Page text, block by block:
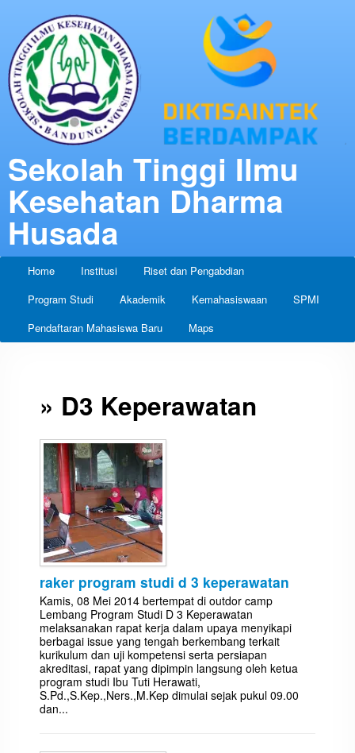
Sekolah Tinggi Ilmu
Kesehatan Dharma
Husada
Home Institusi
Riset dan Pengabdian
Program Studi
Akademik Kemahasiswaan
SPMI
Pendaftaran Mahasiswa Baru
Maps
» D3 Keperawatan
raker program studi d 3 keperawatan
Kamis, 08 Mei 2014 bertempat di outdor camp
Lembang Program Studi D 3 Keperawatan
melaksanakan rapat kerja dalam upaya menyikapi
berbagai issue yang tengah berkembang terkait
kurikulum dan uji kompetensi serta persiapan
akreditasi, rapat yang dipimpin langsung oleh ketua
program studi Ibu Tuti Herawati,
S.Pd.,S.Kep.,Ners.,M.Kep dimulai sejak pukul 09.00
dan...